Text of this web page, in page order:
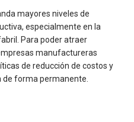
mayores niveles de
especialmente en la
Para poder atraer
manufactureras
de reducción de costos y
forma permanente.